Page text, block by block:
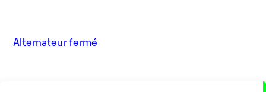
Alternateur fermé